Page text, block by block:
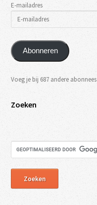
E-mailadres
Abonneren
Voeg je bij 687 andere abonnees
Zoeken